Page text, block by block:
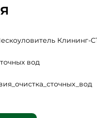
Клининг-
вод